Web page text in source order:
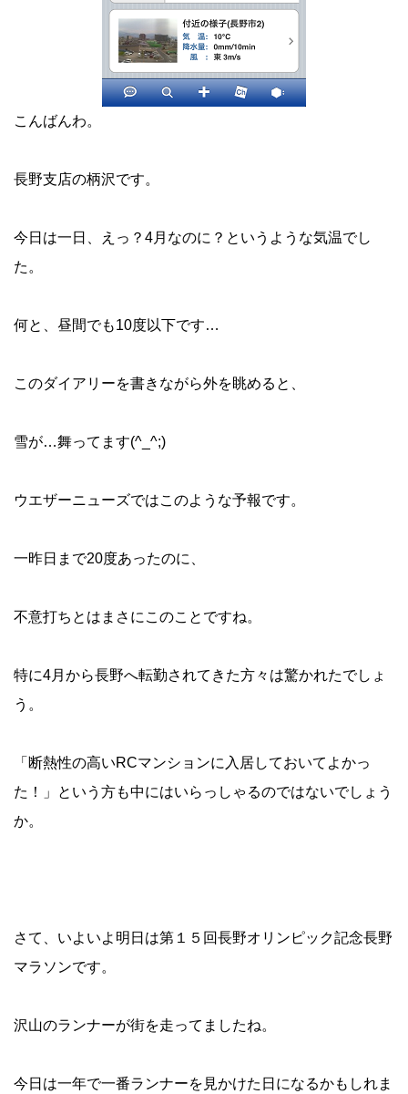
こんばんわ。
長野支店の柄沢です。
今日は一日、えっ？4月なのに？というような気温でし
た。
何と、昼間でも10度以下です…
このダイアリーを書きながら外を眺めると、
雪が…舞ってます(^_^;)
ウエザーニューズではこのような予報です。
一昨日まで20度あったのに、
不意打ちとはまさにこのことですね。
特に4月から長野へ転勤されてきた方々は驚かれたでしょ
う。
「 断熱性の高いRCマンションに入居しておいてよかっ
た！」という方も中にはいらっしゃるのではないでしょう
か。
さて、いよいよ明日は第１５回長野オリンピック記念長野
マラソンです。
沢山のランナーが街を走ってましたね。
今日は一年で一番ランナーを見かけた日になるかもしれま